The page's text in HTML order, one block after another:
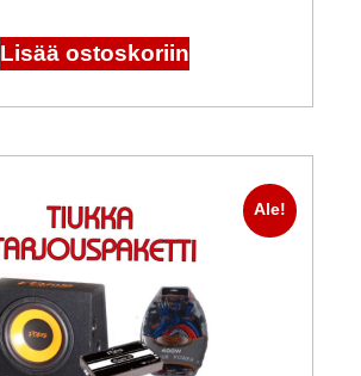
Lisää ostoskoriin
Ale!